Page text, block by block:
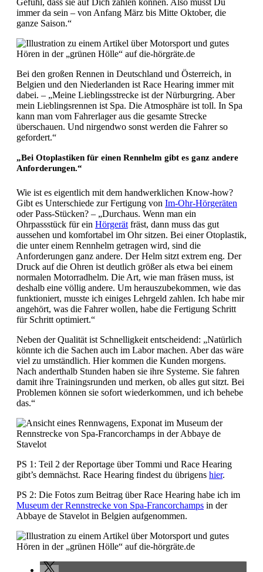
immer da sein – von Anfang März bis Mitte Oktober, die
ganze Saison.“
Bei den großen Rennen in Deutschland und Österreich, in
Belgien und den Niederlanden ist Race Hearing immer mit
dabei. – „Meine Lieblingsstrecke ist der Nürburgring. Aber
mein Lieblingsrennen ist Spa. Die Atmosphäre ist toll. In Spa
kann man vom Fahrerlager aus die gesamte Strecke
überschauen. Und nirgendwo sonst werden die Fahrer so
gefordert.“
„Bei Otoplastiken für einen Rennhelm gibt es ganz andere
Anforderungen.“
Wie ist es eigentlich mit dem handwerklichen Know-how?
Gibt es Unterschiede zur Fertigung von Im-Ohr-Hörgeräten
oder Pass-Stücken? – „Durchaus. Wenn man ein
Ohrpassstück für ein Hörgerät fräst, dann muss das gut
aussehen und komfortabel im Ohr sitzen. Bei einer Otoplastik,
die unter einem Rennhelm getragen wird, sind die
Anforderungen ganz andere. Der Helm sitzt extrem eng. Der
Druck auf die Ohren ist deutlich größer als etwa bei einem
normalen Motorradhelm. Die Art, wie man fräsen muss, ist
deshalb eine völlig andere. Um herauszubekommen, wie das
funktioniert, musste ich einiges Lehrgeld zahlen. Ich habe mir
angehört, was die Fahrer wollen, habe die Fertigung Schritt
für Schritt optimiert.“
Neben der Qualität ist Schnelligkeit entscheidend: „Natürlich
könnte ich die Sachen auch im Labor machen. Aber das wäre
viel zu umständlich. Hier kommen die Kunden morgens.
Nach anderthalb Stunden haben sie ihre Systeme. Sie fahren
damit ihre Trainingsrunden und merken, ob alles gut sitzt. Bei
Problemen können sie sofort wiederkommen, und ich behebe
das.“
PS 1: Teil 2 der Reportage über Tommi und Race Hearing
gibt’s demnächst. Race Hearing findest du übrigens hier.
PS 2: Die Fotos zum Beitrag über Race Hearing habe ich im
Museum der Rennstrecke von Spa-Francorchamps in der
Abbaye de Stavelot in Belgien aufgenommen.